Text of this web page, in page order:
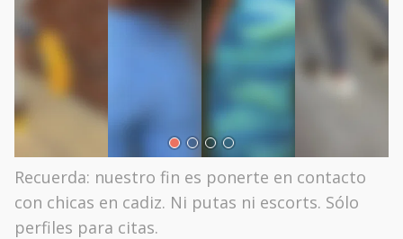
Recuerda: nuestro fin es ponerte en contacto
con chicas en cadiz. Ni putas ni escorts. Sólo
perfiles para citas.